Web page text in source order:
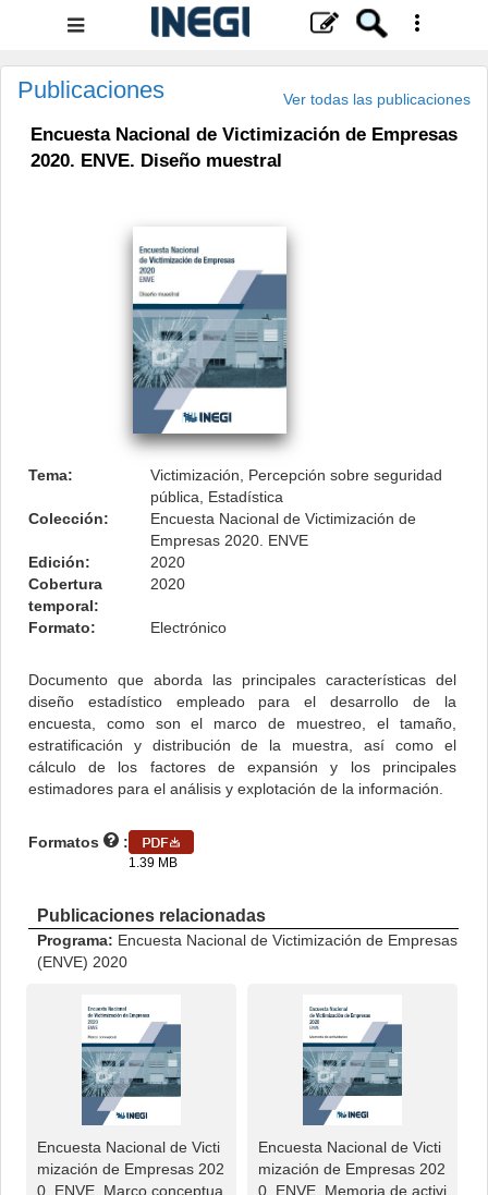
Menú
navegación
Publicaciones Ver todas las publicaciones
Encuesta Nacional de Victimización de Empresas
2020. ENVE. Diseño muestral
Tema:
Victimización, Percepción sobre seguridad
pública, Estadística
Colección:
Encuesta Nacional de Victimización de
Empresas 2020. ENVE
Edición:
2020
Cobertura
temporal:
2020
Formato: Electrónico
Documento que aborda las principales características del
diseño estadístico empleado para el desarrollo de la
encuesta, como son el marco de muestreo, el tamaño,
estratificación y distribución de la muestra, así como el
cálculo de los factores de expansión y los principales
estimadores para el análisis y explotación de la información.
Formatos :
1.39 MB
Publicaciones relacionadas
Programa: Encuesta Nacional de Victimización de Empresas
(ENVE) 2020
Encuesta Nacional de Victi
mización de Empresas 202
0. ENVE. Marco conceptua
Encuesta Nacional de Victi
mización de Empresas 202
0. ENVE. Memoria de activi